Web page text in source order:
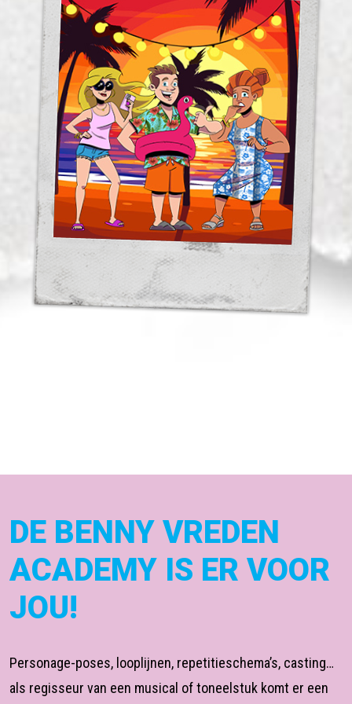
DE BENNY VREDEN
ACADEMY IS ER VOOR
JOU!
Personage-poses, looplijnen, repetitieschema’s, casting…
als regisseur van een musical of toneelstuk komt er een